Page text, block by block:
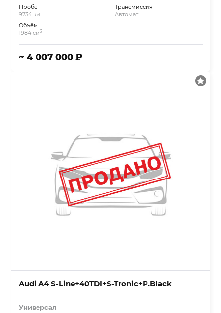
Пробег
9734 км.
Объём
1984 см3
Трансмиссия
Автомат
~ 4 007 000 ₽
Audi A4 S-Line+40TDI+S-Tronic+P.Black
Универсал